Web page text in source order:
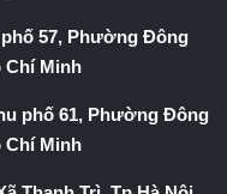
57, Phường Đông
Chí Minh
phố 61, Phường Đông
Chí Minh